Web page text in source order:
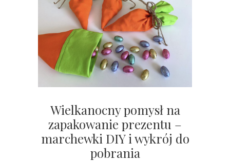
Wielkanocny pomysł na
zapakowanie prezentu –
marchewki DIY i wykrój do
pobrania